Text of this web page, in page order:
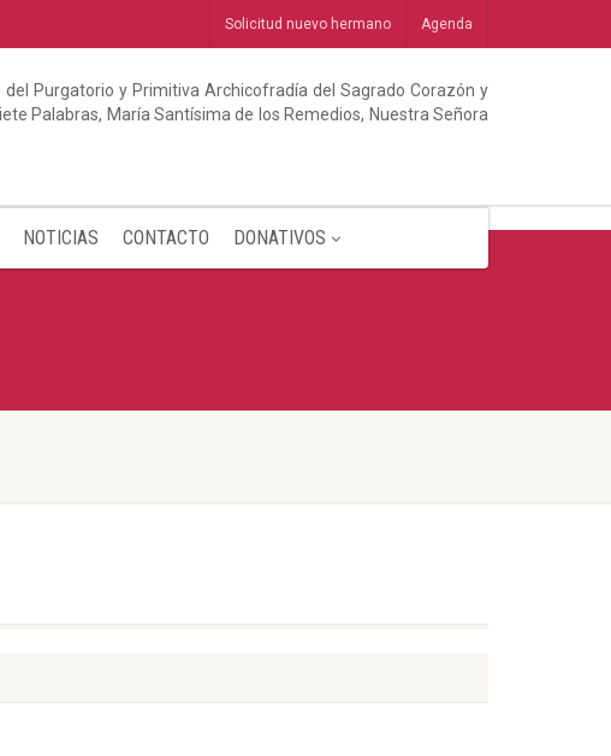
Solicitud nuevo hermano Agenda
Purgatorio y Primitiva Archicofradía del Sagrado Corazón y
Palabras, María Santísima de los Remedios, Nuestra Señora
NOTICIAS CONTACTO DONATIVOS